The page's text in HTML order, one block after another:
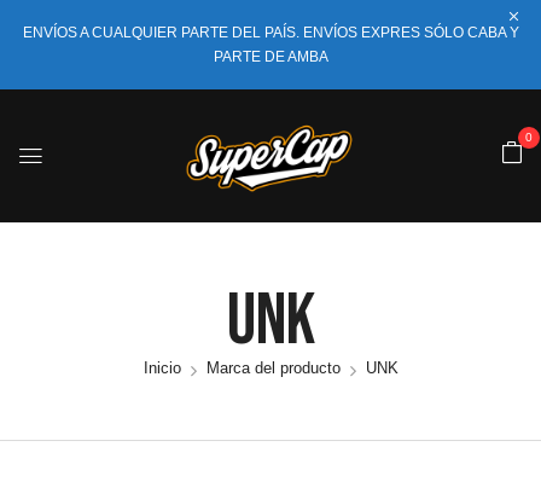
ENVÍOS A CUALQUIER PARTE DEL PAÍS. ENVÍOS EXPRES SÓLO CABA Y
PARTE DE AMBA
0
UNK
Inicio Marca del producto UNK